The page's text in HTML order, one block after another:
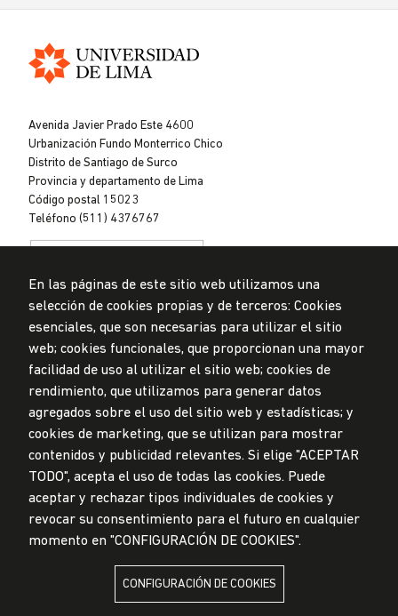
de
Lima
Avenida Javier Prado Este 4600
Urbanización Fundo Monterrico Chico
Distrito de Santiago de Surco
Provincia y departamento de Lima
Código postal 15023
Teléfono (511) 4376767
Privacidad de datos personales
Mesa de partes
© Universidad de Lima, 2024
Todos los derechos reservados
Diseñado porPartners
LA UNIVERSIDAD DE LIMA ES MIEMBRO DE
LA UNIVERSIDAD DE LIMA ESTÁ AFILIADA A
En las páginas de este sitio web utilizamos una
selección de cookies propias y de terceros: Cookies
esenciales, que son necesarias para utilizar el sitio
web; cookies funcionales, que proporcionan una mayor
facilidad de uso al utilizar el sitio web; cookies de
rendimiento, que utilizamos para generar datos
agregados sobre el uso del sitio web y estadísticas; y
cookies de marketing, que se utilizan para mostrar
contenidos y publicidad relevantes. Si elige "ACEPTAR
TODO", acepta el uso de todas las cookies. Puede
aceptar y rechazar tipos individuales de cookies y
revocar su consentimiento para el futuro en cualquier
momento en "CONFIGURACIÓN DE COOKIES".
CONFIGURACIÓN DE COOKIES